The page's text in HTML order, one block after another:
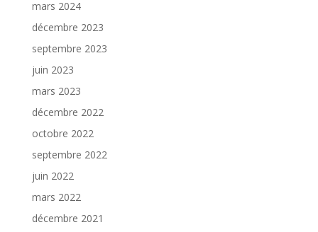
mars 2024
décembre 2023
septembre 2023
juin 2023
mars 2023
décembre 2022
octobre 2022
septembre 2022
juin 2022
mars 2022
décembre 2021